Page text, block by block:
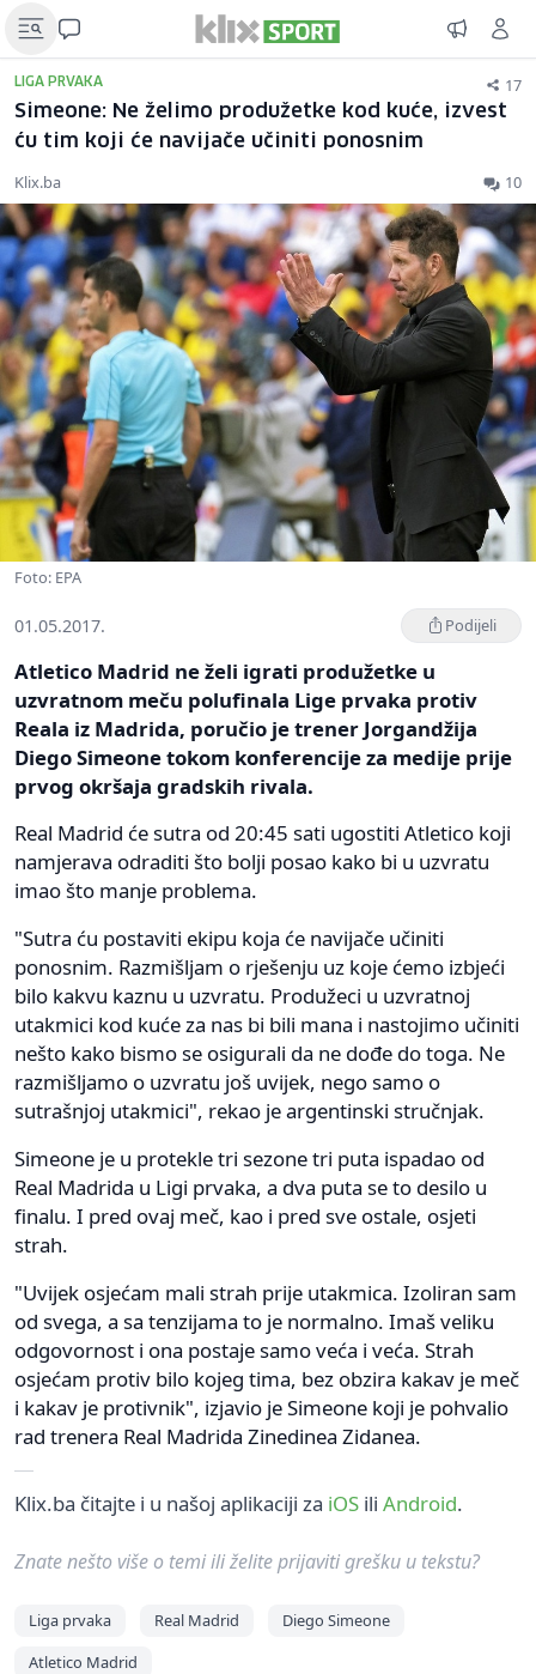
LIGA PRVAKA 17
Simeone: Ne želimo produžetke kod kuće, izvest
ću tim koji će navijače učiniti ponosnim
Klix.ba 10
Foto: EPA
01.05.2017. Podijeli
Atletico Madrid ne želi igrati produžetke u
uzvratnom meču polufinala Lige prvaka protiv
Reala iz Madrida, poručio je trener Jorgandžija
Diego Simeone tokom konferencije za medije prije
prvog okršaja gradskih rivala.
Real Madrid će sutra od 20:45 sati ugostiti Atletico koji
namjerava odraditi što bolji posao kako bi u uzvratu
imao što manje problema.
"Sutra ću postaviti ekipu koja će navijače učiniti
ponosnim. Razmišljam o rješenju uz koje ćemo izbjeći
bilo kakvu kaznu u uzvratu. Produžeci u uzvratnoj
utakmici kod kuće za nas bi bili mana i nastojimo učiniti
nešto kako bismo se osigurali da ne dođe do toga. Ne
razmišljamo o uzvratu još uvijek, nego samo o
sutrašnjoj utakmici", rekao je argentinski stručnjak.
Simeone je u protekle tri sezone tri puta ispadao od
Real Madrida u Ligi prvaka, a dva puta se to desilo u
finalu. I pred ovaj meč, kao i pred sve ostale, osjeti
strah.
"Uvijek osjećam mali strah prije utakmica. Izoliran sam
od svega, a sa tenzijama to je normalno. Imaš veliku
odgovornost i ona postaje samo veća i veća. Strah
osjećam protiv bilo kojeg tima, bez obzira kakav je meč
i kakav je protivnik", izjavio je Simeone koji je pohvalio
rad trenera Real Madrida Zinedinea Zidanea.
Klix.ba čitajte i u našoj aplikaciji za iOS ili Android.
Znate nešto više o temi ili želite prijaviti grešku u tekstu?
Liga prvaka Real Madrid
Diego Simeone
Atletico Madrid